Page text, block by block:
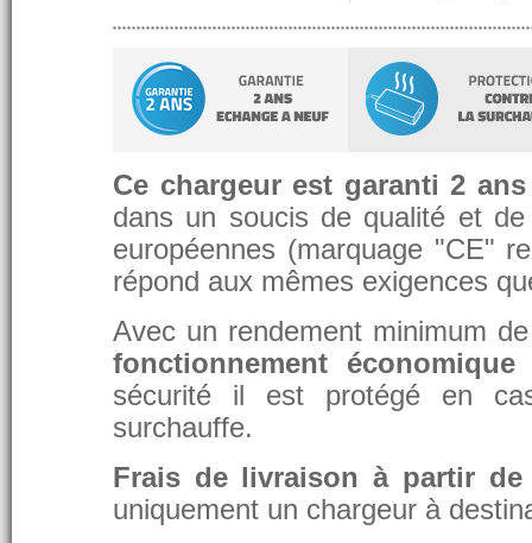
Ce chargeur est garanti 2 ans
dans un soucis de qualité et
européennes (marquage "CE"
répond aux mêmes exigences
Avec un rendement minimum
fonctionnement
sécurité il est protégé en
surchauffe.
Frais de livraison à partir de
uniquement un chargeur à